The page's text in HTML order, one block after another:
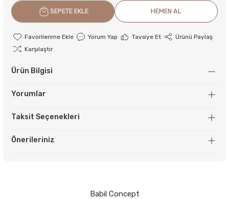
SEPETE EKLE HEMEN AL
Yorum Yap Tavsiye Et
Ürünü Paylaş
Karşılaştır
Ürün Bilgisi
Yorumlar
Taksit Seçenekleri
Önerileriniz
Babil Concept